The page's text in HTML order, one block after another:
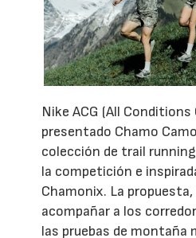
Nike ACG (All Conditions
presentado Chamo
colección de trail
la competición e
Chamonix. La
acompañar a los
las pruebas de montaña